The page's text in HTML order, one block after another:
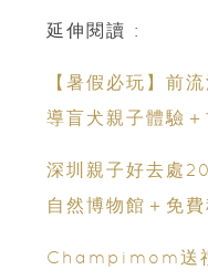
延伸閱讀 :
【暑假必玩】前
導盲犬親子體驗
深圳親子好去處
自然博物館＋免
Champimom送